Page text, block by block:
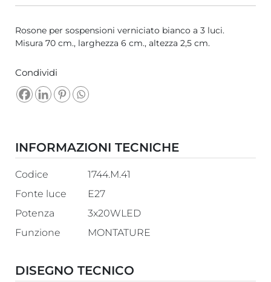
Rosone per sospensioni verniciato bianco a 3 luci.
Misura 70 cm., larghezza 6 cm., altezza 2,5 cm.
Condividi
INFORMAZIONI TECNICHE
Codice
1744.M.41
Fonte luce
E27
Potenza
3x20WLED
Funzione
MONTATURE
DISEGNO TECNICO